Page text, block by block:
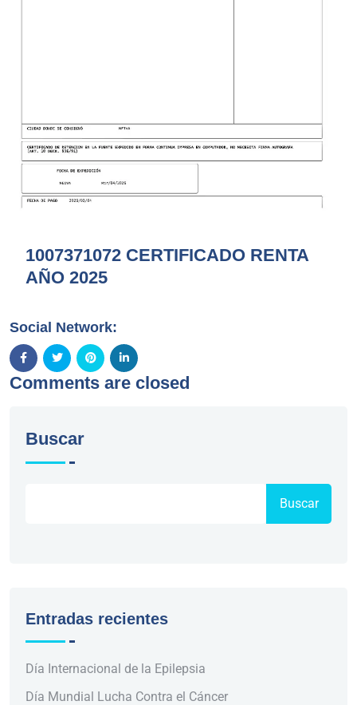
1007371072 CERTIFICADO RENTA
AÑO 2025
Social Network:
Comments are closed
Buscar
Buscar
Entradas recientes
Día Internacional de la Epilepsia
Día Mundial Lucha Contra el Cáncer